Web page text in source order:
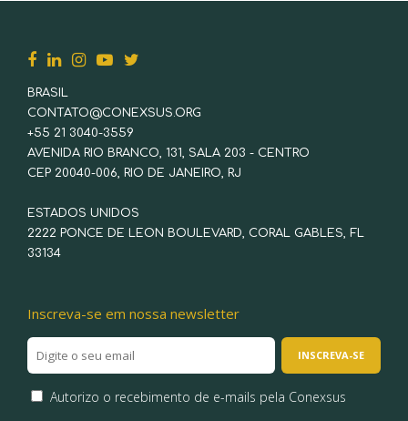
BRASIL
CONTATO@CONEXSUS.ORG
+55 21 3040-3559
AVENIDA RIO BRANCO, 131, SALA 203 - CENTRO
CEP 20040-006, RIO DE JANEIRO, RJ
ESTADOS UNIDOS
2222 PONCE DE LEON BOULEVARD, CORAL GABLES, FL
33134
Inscreva-se em nossa newsletter
Autorizo o recebimento de e-mails pela Conexsus